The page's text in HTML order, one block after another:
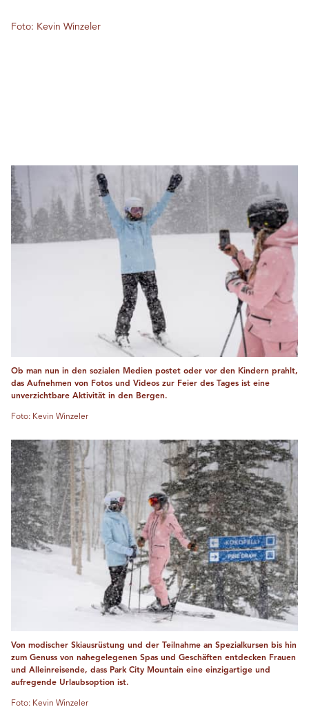
Foto: Kevin Winzeler
Ob man nun in den sozialen Medien postet oder vor den Kindern prahlt,
das Aufnehmen von Fotos und Videos zur Feier des Tages ist eine
unverzichtbare Aktivität in den Bergen.
Foto: Kevin Winzeler
Von modischer Skiausrüstung und der Teilnahme an Spezialkursen bis hin
zum Genuss von nahegelegenen Spas und Geschäften entdecken Frauen
und Alleinreisende, dass Park City Mountain eine einzigartige und
aufregende Urlaubsoption ist.
Foto: Kevin Winzeler